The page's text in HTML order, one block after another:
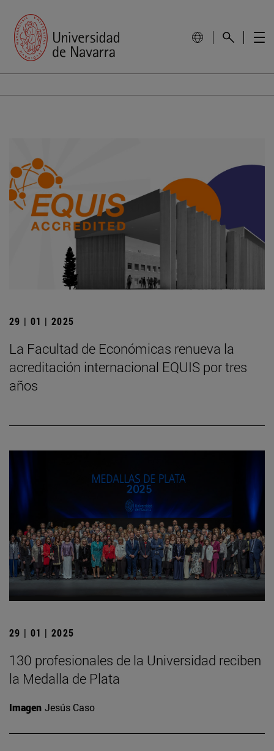
29 | 01 | 2025
La Facultad de Económicas renueva la
acreditación internacional EQUIS por tres
años
29 | 01 | 2025
130 profesionales de la Universidad reciben
la Medalla de Plata
Imagen Jesús Caso